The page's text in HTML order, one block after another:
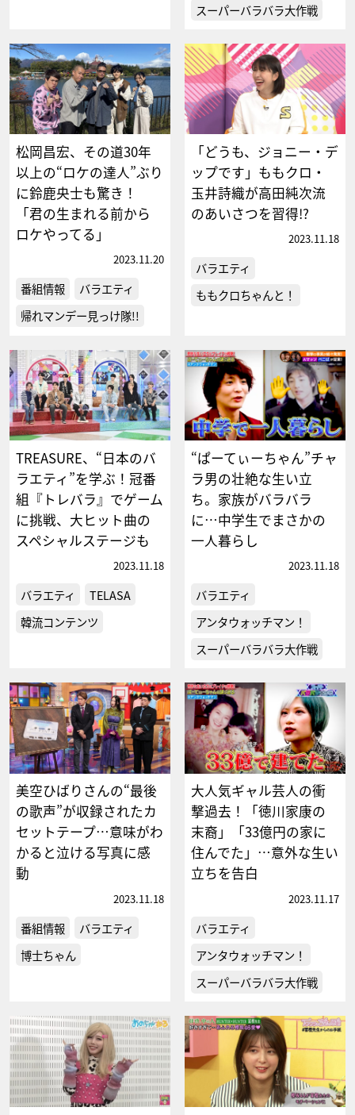
スーパーバラバラ大作戦
松岡昌宏、その道30年
以上の“ロケの達人”ぶり
に鈴鹿央士も驚き！
「君の生まれる前から
ロケやってる」
2023.11.20
番組情報
バラエティ
帰れマンデー見っけ隊!!
「どうも、ジョニー・デ
ップです」ももクロ・
玉井詩織が高田純次流
のあいさつを習得!?
2023.11.18
バラエティ
ももクロちゃんと！
TREASURE、“日本のバ
ラエティ”を学ぶ！冠番
組『トレバラ』でゲーム
に挑戦、大ヒット曲の
スペシャルステージも
2023.11.18
バラエティ
TELASA
韓流コンテンツ
“ぱーてぃーちゃん”チャ
ラ男の壮絶な生い立
ち。家族がバラバラ
に…中学生でまさかの
一人暮らし
2023.11.18
バラエティ
アンタウォッチマン！
スーパーバラバラ大作戦
美空ひばりさんの“最後
の歌声”が収録されたカ
セットテープ…意味がわ
かると泣ける写真に感
動
2023.11.18
番組情報
バラエティ
博士ちゃん
大人気ギャル芸人の衝
撃過去！「徳川家康の
末裔」「33億円の家に
住んでた」…意外な生い
立ちを告白
2023.11.17
バラエティ
アンタウォッチマン！
スーパーバラバラ大作戦